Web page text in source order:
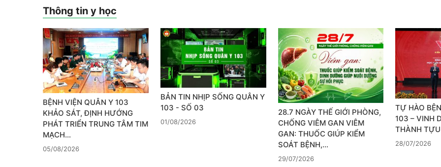
Thông tin y học
BỆNH VIỆN QUÂN Y 103
KHẢO SÁT, ĐỊNH HƯỚNG
PHÁT TRIỂN TRUNG TÂM TIM
MẠCH…
05/08/2026
BẢN TIN NHỊP SỐNG QUÂN Y
103 - SỐ 03
01/08/2026
28.7 NGÀY THẾ GIỚI PHÒNG,
CHỐNG VIÊM GAN VIÊM
GAN: THUỐC GIÚP KIỂM
SOÁT BỆNH,…
29/07/2026
TỰ HÀO
103 – VINH
THÀNH
28/07/2026